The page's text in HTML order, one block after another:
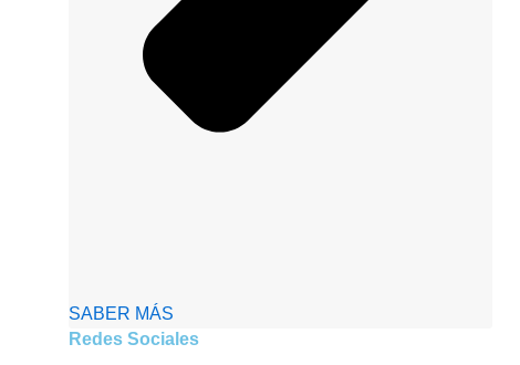
SABER MÁS
Redes Sociales